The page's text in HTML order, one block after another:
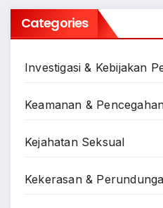
Categories
Investigasi & Kebijakan
Keamanan &
Kejahatan Seksual
Kekerasan &